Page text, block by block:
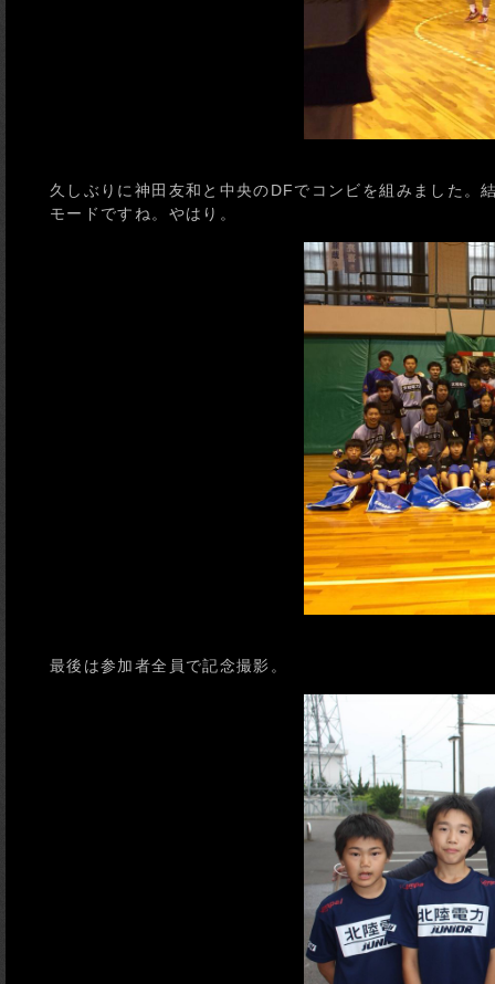
久しぶりに神田友和と中央のDFでコンビを組みました。
モードですね。やはり。
最後は参加者全員で記念撮影。